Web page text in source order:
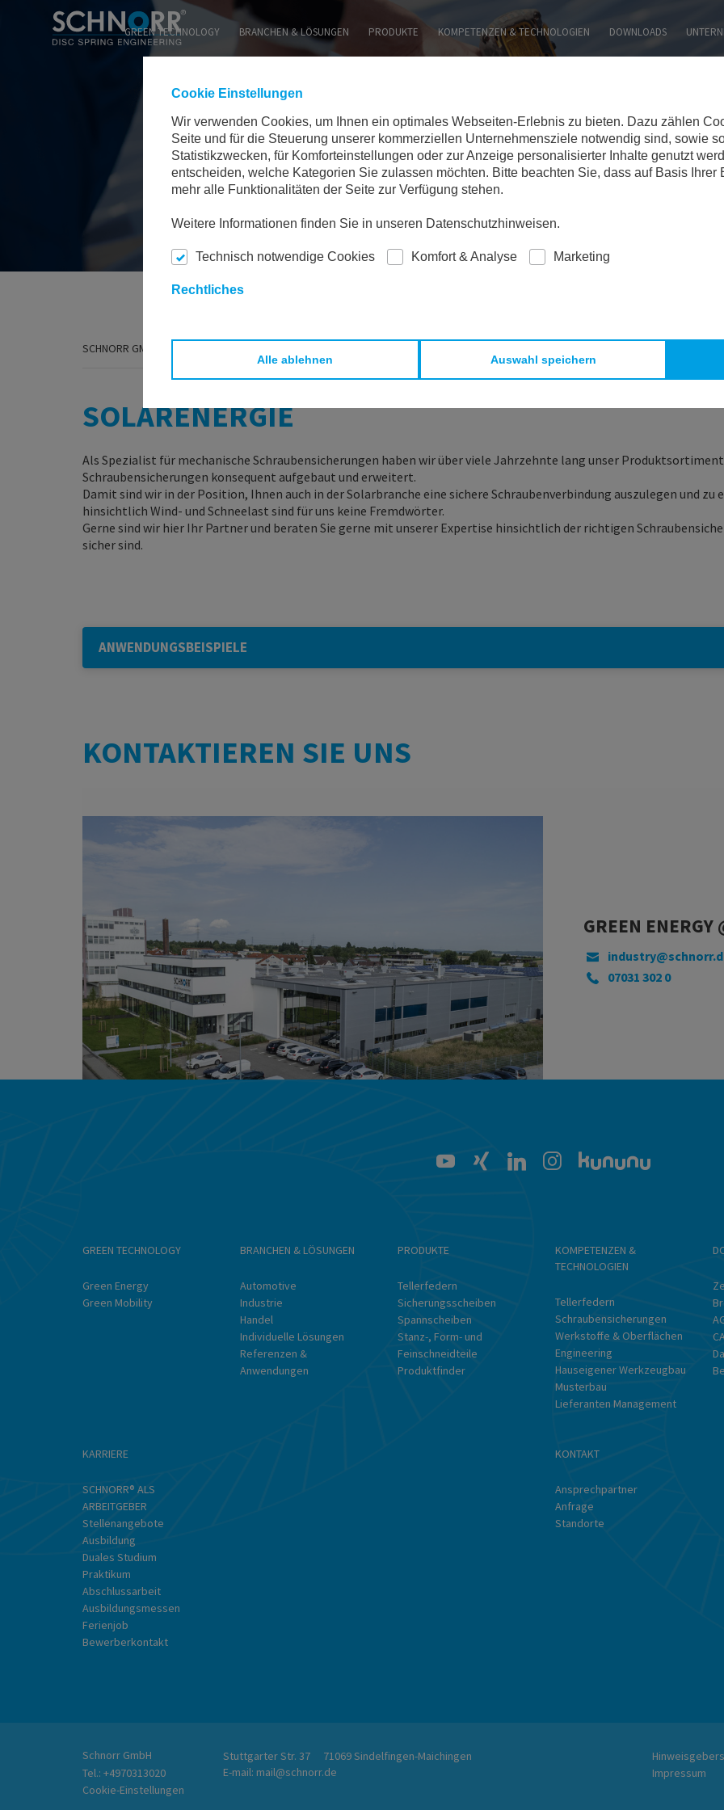
Cookie Einstellungen
Wir verwenden Cookies, um Ihnen ein optimales Webseiten-Erlebnis zu bieten. Dazu zählen
Seite und für die Steuerung unserer kommerziellen Unternehmensziele notwendig sind, sowie
Statistikzwecken, für Komforteinstellungen oder zur Anzeige personalisierter Inhalte genutzt
entscheiden, welche Kategorien Sie zulassen möchten. Bitte beachten Sie, dass auf Basis
mehr alle Funktionalitäten der Seite zur Verfügung stehen.
Weitere Informationen finden Sie in unseren Datenschutzhinweisen.
Technisch notwendige Cookies Komfort & Analyse Marketing
Rechtliches
Alle ablehnen Auswahl speichern
GREEN TECHNOLOGY BRANCHEN & LÖSUNGEN PRODUKTE KOMPETENZEN & TECHNOLOGIEN DOWNLOADS
WEBSITE DURCHSUCHEN:
SCHNORR GMBH
SOLARENERGIE
Als Spezialist für mechanische Schraubensicherungen haben wir über viele Jahrzehnte lang unser
Schraubensicherungen konsequent aufgebaut und erweitert.
Damit sind wir in der Position, Ihnen auch in der Solarbranche eine sichere Schraubenverbindung auszulegen und
hinsichtlich Wind- und Schneelast sind für uns keine Fremdwörter.
Gerne sind wir hier Ihr Partner und beraten Sie gerne mit unserer Expertise hinsichtlich der richtigen
sicher sind.
ANWENDUNGSBEISPIELE
KONTAKTIEREN SIE UNS
GREEN ENERGY
07031 302 0
GREEN TECHNOLOGY
Green Energy
Green Mobility
BRANCHEN & LÖSUNGEN
Automotive
Industrie
Handel
Individuelle Lösungen
Referenzen &
Anwendungen
PRODUKTE
Tellerfedern
Sicherungsscheiben
Spannscheiben
Stanz-, Form- und
Feinschneidteile
Produktfinder
KOMPETENZEN &
TECHNOLOGIEN
Tellerfedern
Schraubensicherungen
Werkstoffe & Oberflächen
Engineering
Hauseigener Werkzeugbau
Musterbau
Lieferanten Management
KARRIERE
SCHNORR® ALS
ARBEITGEBER
Stellenangebote
Ausbildung
Duales Studium
Praktikum
Abschlussarbeit
Ausbildungsmessen
Ferienjob
Bewerberkontakt
KONTAKT
Ansprechpartner
Anfrage
Standorte
Schnorr GmbH Stuttgarter Str. 37
71069 Sindelfingen-Maichingen
Tel.: +4970313020 E-mail: mail@schnorr.de
Cookie-Einstellungen
Impressum